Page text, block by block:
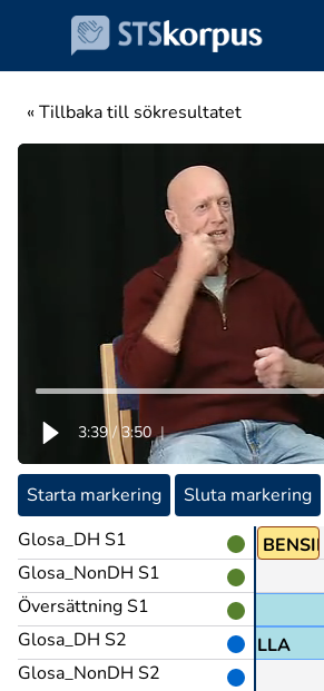
« Tillbaka till sökresultatet
3:39 / 3:50 |
Starta markering Sluta markering
Glosa_DH S1
Glosa_NonDH S1
Översättning S1
Glosa_DH S2
Glosa_NonDH S2
BENSIN
RULLA